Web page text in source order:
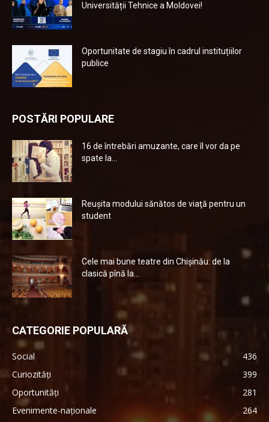
Universității Tehnice a Moldovei!
Oportunitate de stagiu în cadrul instituțiilor
publice
POSTĂRI POPULARE
16 de întrebări amuzante, care îl vor da pe
spate la...
Reuşita modului sănătos de viaţă pentru un
student
Cele mai bune teatre din Chişinău: de la
clasică pînă la...
CATEGORIE POPULARĂ
Social
436
Curiozități
399
Oportunități
281
Evenimente-naționale
264